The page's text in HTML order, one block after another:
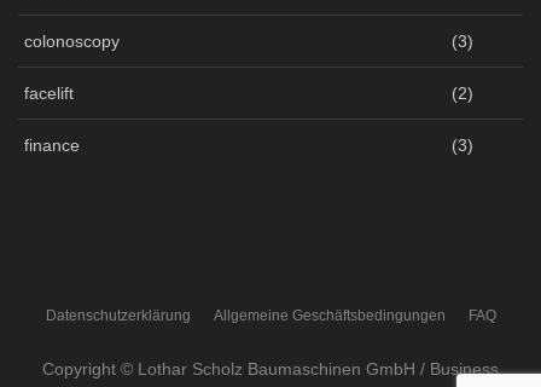
colonoscopy (3)
facelift (2)
finance (3)
Datenschutzerklärung Allgemeine Geschäftsbedingungen FAQ
Copyright © Lothar Scholz Baumaschinen GmbH / Business